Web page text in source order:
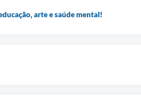
arte e saúde mental!